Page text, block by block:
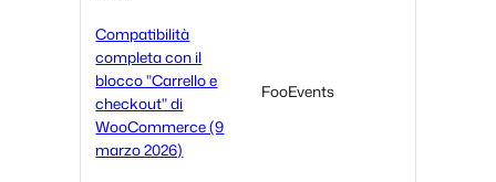
Compatibilità
completa con il
blocco "Carrello e
checkout" di
WooCommerce (9
marzo 2026)
FooEvents